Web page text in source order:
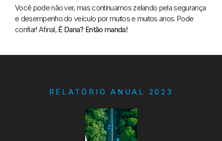
Você pode não ver, mas continuamos zelando pela segurança
e desempenho do veículo por muitos e muitos anos. Pode
confiar! Afinal, É Dana? Então manda!
RELATÓRIO ANUAL 2023